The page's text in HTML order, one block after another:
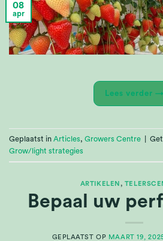
08
apr
Lees verder →
Geplaatst in Articles, Growers Centre
Grow/light strategies
ARTIKELEN ,
Bepaal uw
GEPLAATST OP MAART 19,